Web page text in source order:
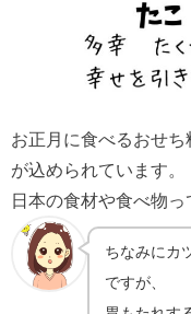
お正月に食べるおせ
が込められています。
日本の食材や食べ物っ
ちなみにカ
ですが、